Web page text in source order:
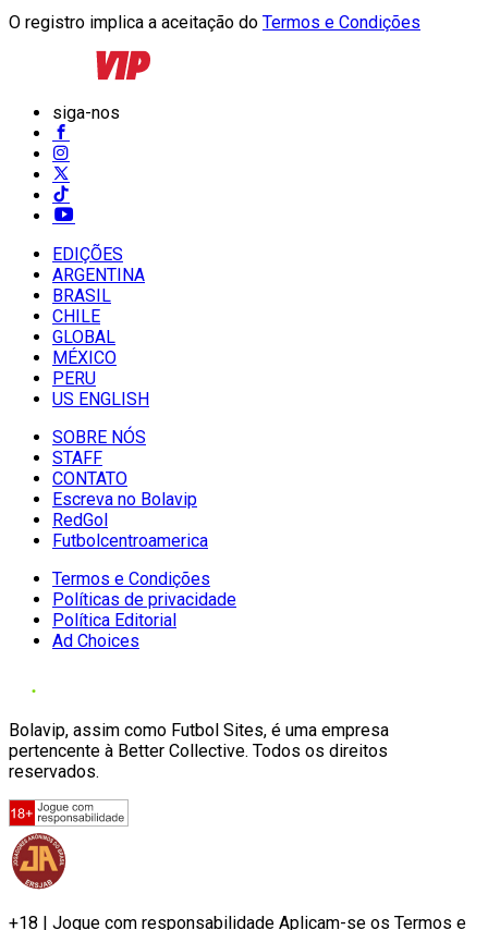
O registro implica a aceitação do Termos e Condições
siga-nos
EDIÇÕES
ARGENTINA
BRASIL
CHILE
GLOBAL
MÉXICO
PERU
US ENGLISH
SOBRE NÓS
STAFF
CONTATO
Escreva no Bolavip
RedGol
Futbolcentroamerica
Termos e Condições
Políticas de privacidade
Política Editorial
Ad Choices
Bolavip, assim como Futbol Sites, é uma empresa
pertencente à Better Collective. Todos os direitos
reservados.
+18 | Jogue com responsabilidade Aplicam-se os Termos e